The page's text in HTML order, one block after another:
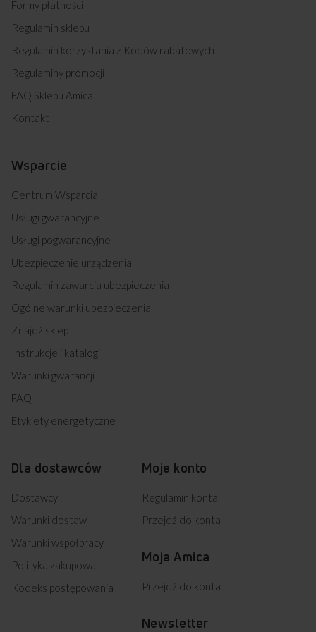
IN 833 M (kod: 55175)
IN 833 W (kod: 55177)
IN 733 B (kod: 55178)
57GE2.33HZPTADN(XX) (kod: 55180)
EBI 7542 AA SOFT (kod: 55278)
618GE3.33HZPTADPNQ(XX) (kod: 55280)
M EBC 7551 AA SOFT (kod: 55339)
620GE3.33ZPTADPNQ(XX) (kod: 55366)
620GE3.43ZPTAKDPNAQ(XX) (kod: 55367)
620GE3.33EZPTAFQ(XX) (kod: 55368)
520GE3.43ZPTAFP(XX) (kod: 55369)
520GE3.43ZPTADNAQ(XX) (kod: 55371)
520GE3.43ZPTADNAQ(W) (kod: 55372)
520GE3.33ZPTADPAQ(W) (kod: 55374)
56GCE3.33ZPTAA(VRX) (kod: 55375)
515GE2.33ZPMSDPA(BM) (kod: 55453)
515GE2.33ZPMSDPA(CI) (kod: 55454)
618GE3.39HZPTADPNAQ(XX) (kod: 55457)
EB7551W FUSION (kod: 55488)
58GED2.33HZPPFQ(W) (kod: 55545)
57GEH2.33ZPPF(W) (kod: 55546)
510GEM2.33ZPPF(W) (kod: 55547)
57GEH3.33HZPMS(W) (kod: 55548)
58GED2.33HZPTAQ(W) (kod: 55549)
57GEH2.33HZPTA(W) (kod: 55550)
510GEM2.33ZPTA(W) (kod: 55551)
510GED3.33ZPTAFQ(W) (kod: 55552)
57GEH3.33HZPTAF(W) (kod: 55553)
510GEH3.33ZPTADA(W) (kod: 55555)
Formy płatności
Regulamin sklepu
Regulamin korzystania z Kodów rabatowych
Regulaminy promocji
FAQ Sklepu Amica
Kontakt
Wsparcie
Centrum Wsparcia
Usługi gwarancyjne
Usługi pogwarancyjne
Ubezpieczenie urządzenia
Regulamin zawarcia ubezpieczenia
Ogólne warunki ubezpieczenia
Znajdź sklep
Instrukcje i katalogi
Warunki gwarancji
FAQ
Etykiety energetyczne
Dla dostawców
Dostawcy
Warunki dostaw
Warunki współpracy
Polityka zakupowa
Kodeks postępowania
Moje konto
Regulamin konta
Przejdź do konta
Moja Amica
Przejdź do konta
Newsletter